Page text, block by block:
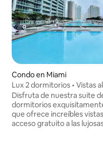
Condo en Miami
Lux 2 dormitorios • Vistas
Piscina • Spa •
Disfruta de nuestra suite
dormitorios
que ofrece increíbles
acceso gratuito a las